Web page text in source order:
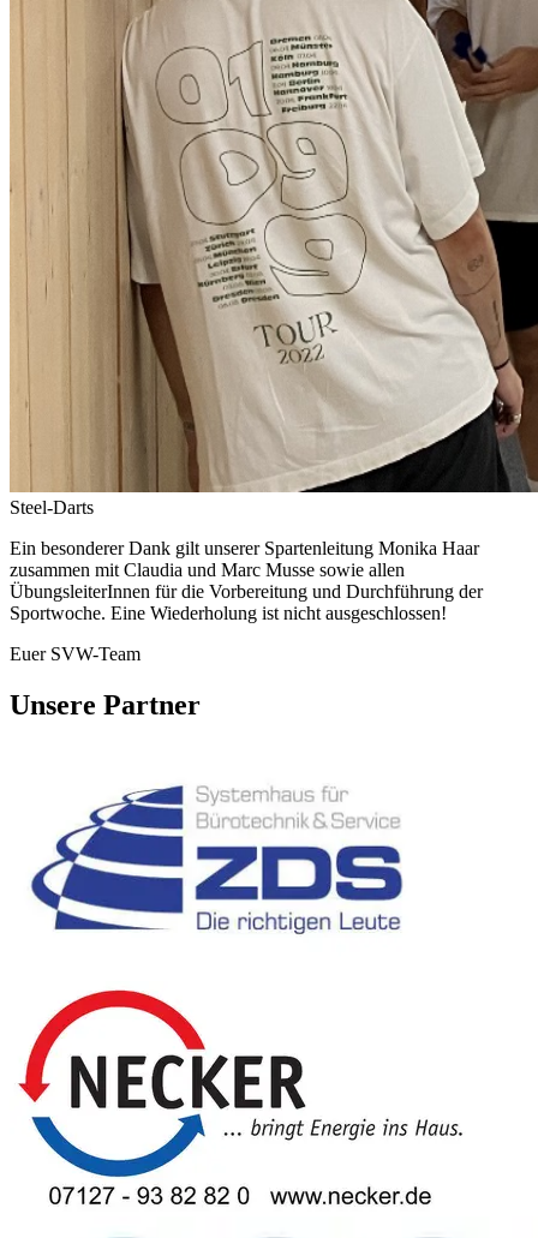
Steel-Darts
Ein besonderer Dank gilt unserer Spartenleitung Monika Haar
zusammen mit Claudia und Marc Musse sowie allen
ÜbungsleiterInnen für die Vorbereitung und Durchführung der
Sportwoche. Eine Wiederholung ist nicht ausgeschlossen!
Euer SVW-Team
Unsere Partner